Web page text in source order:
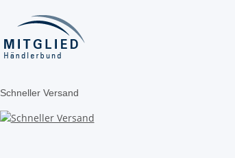
Schneller Versand